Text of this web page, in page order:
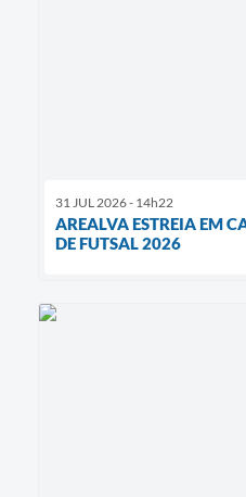
31 JUL 2026 - 14h22
AREALVA ESTREIA EM
DE FUTSAL 2026